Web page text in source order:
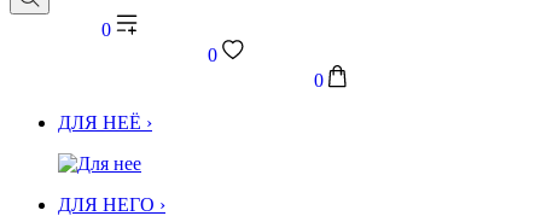
0
0
0
ДЛЯ НЕЁ ›
ДЛЯ НЕГО ›